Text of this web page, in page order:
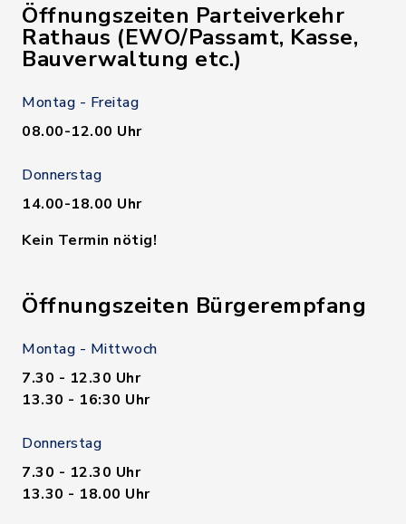
Öffnungszeiten Parteiverkehr
Rathaus (EWO/Passamt, Kasse,
Bauverwaltung etc.)
Montag - Freitag
08.00-12.00 Uhr
Donnerstag
14.00-18.00 Uhr
Kein Termin nötig!
Öffnungszeiten Bürgerempfang
Montag - Mittwoch
7.30 - 12.30 Uhr
13.30 - 16:30 Uhr
Donnerstag
7.30 - 12.30 Uhr
13.30 - 18.00 Uhr